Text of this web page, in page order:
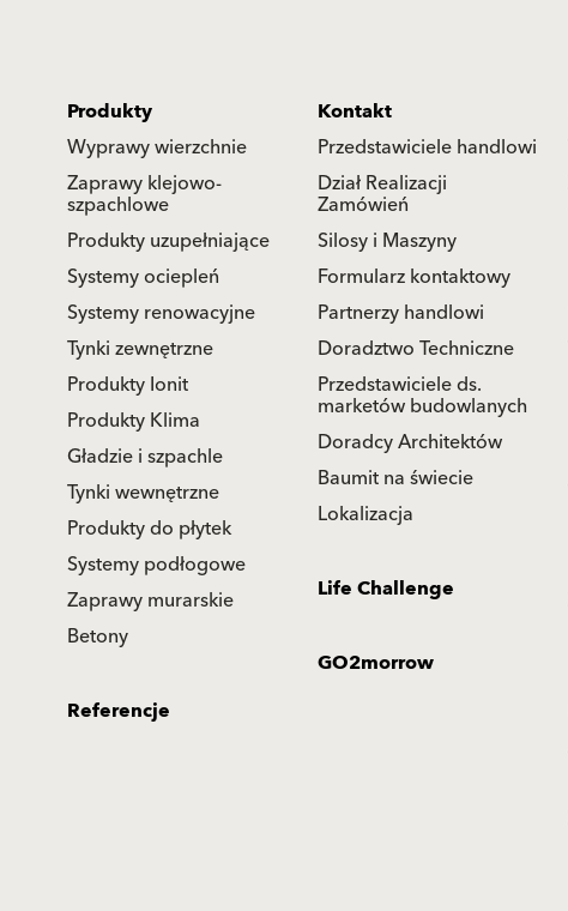
Produkty
Wyprawy wierzchnie
Zaprawy klejowo-
szpachlowe
Produkty uzupełniające
Systemy ociepleń
Systemy renowacyjne
Tynki zewnętrzne
Produkty Ionit
Produkty Klima
Gładzie i szpachle
Tynki wewnętrzne
Produkty do płytek
Systemy podłogowe
Zaprawy murarskie
Betony
Kontakt
Przedstawiciele handlowi
Dział Realizacji
Zamówień
Silosy i Maszyny
Formularz kontaktowy
Partnerzy handlowi
Doradztwo Techniczne
Przedstawiciele ds.
marketów budowlanych
Doradcy Architektów
Baumit na świecie
Lokalizacja
Life Challenge
GO2morrow
Referencje